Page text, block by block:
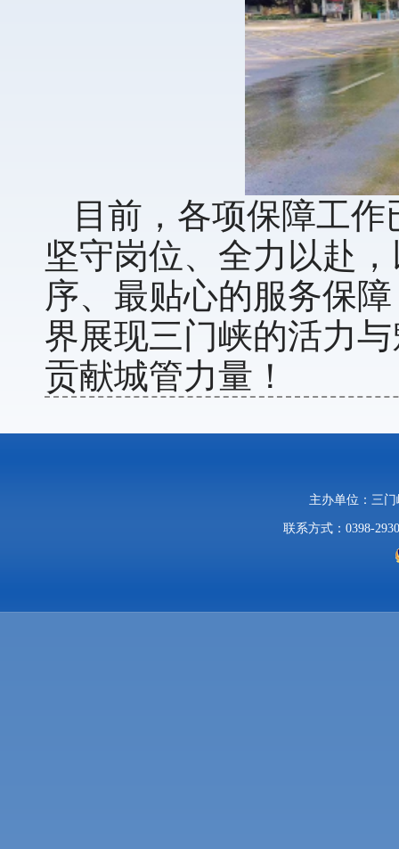
目前，各项保障工
坚守岗位、全力以赴
序、最贴心的服务保
界展现三门峡的活力
贡献城管力量！
主办单位：三
联系方式：0398-